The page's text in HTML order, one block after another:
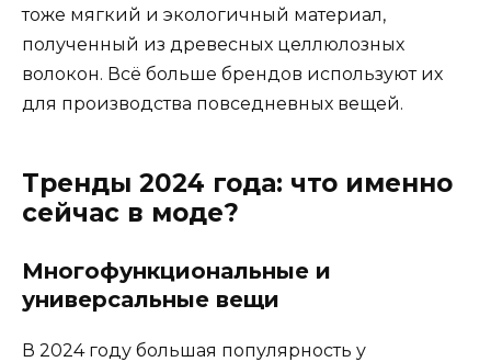
тоже мягкий и экологичный материал,
полученный из древесных целлюлозных
волокон. Всё больше брендов используют их
для производства повседневных вещей.
Тренды 2024 года: что именно
сейчас в моде?
Многофункциональные и
универсальные вещи
В 2024 году большая популярность у